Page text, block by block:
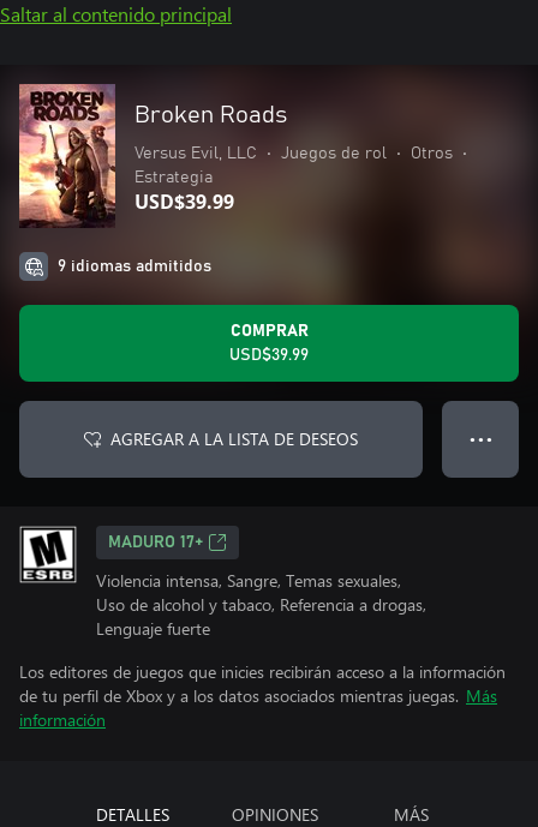
Saltar al contenido principal
Broken Roads
Versus Evil, LLC • Juegos de rol • Otros
•
Estrategia
USD$39.99
9 idiomas admitidos
COMPRAR
USD$39.99
AGREGAR A LA LISTA DE DESEOS ● ● ●
MADURO 17+
Violencia intensa, Sangre, Temas sexuales,
Uso de alcohol y tabaco, Referencia a drogas,
Lenguaje fuerte
Los editores de juegos que inicies recibirán acceso a la información
de tu perfil de Xbox y a los datos asociados mientras juegas. Más
información
DETALLES OPINIONES MÁS